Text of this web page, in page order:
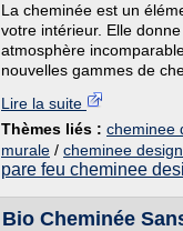
La cheminée est un
votre intérieur. Elle
atmosphère
nouvelles gammes de
Lire la suite
Thèmes liés : cheminee
murale / cheminee
pare feu cheminee
Bio Cheminée